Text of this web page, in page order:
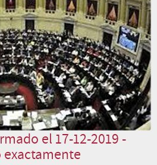
el 17-12-2019 -
exactamente